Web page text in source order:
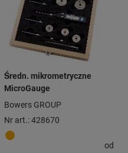
Średn. mikrometryczne
MicroGauge
Bowers GROUP
Nr art.: 428670
od